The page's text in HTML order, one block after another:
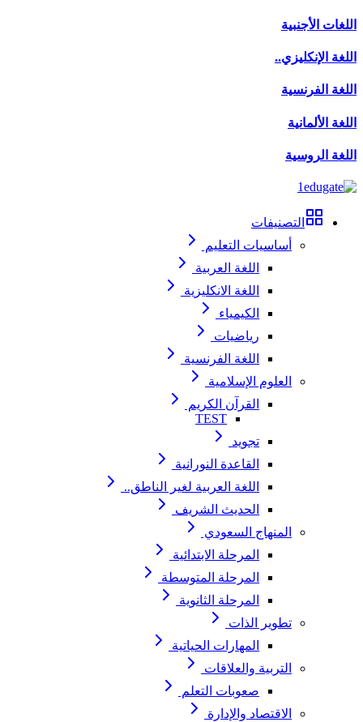
اللغات الأجنبية
اللغة الإنكليزي..
اللغة الفرنسية
اللغة الألمانية
اللغة الروسية
التصنيفات
أساسيات التعليم
اللغة العربية
اللغة الانكليزية
الكيمياء
رياضيات
اللغة الفرنسية
العلوم الإسلامية
القرآن الكريم
TEST
تجويد
القاعدة النورانية
اللغة العربية لغير الناطق..
الحديث الشريف
المنهاج السعودي
المرحلة الابتدائية
المرحلة المتوسطة
المرحلة الثانوية
تطوير الذات
المهارات الحياتية
التربية والعلاقات
صعوبات التعلم
الاقتصاد والإدارة